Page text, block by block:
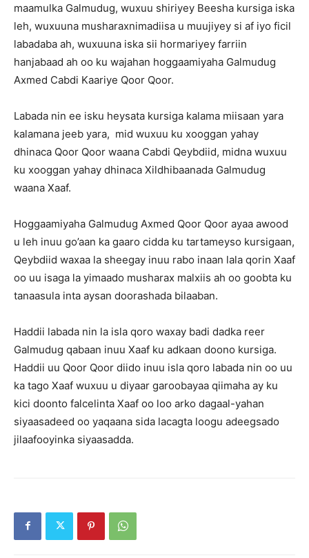
maamulka Galmudug, wuxuu shiriyey Beesha kursiga iska
leh, wuxuuna musharaxnimadiisa u muujiyey si af iyo ficil
labadaba ah, wuxuuna iska sii hormariyey farriin
hanjabaad ah oo ku wajahan hoggaamiyaha Galmudug
Axmed Cabdi Kaariye Qoor Qoor.
Labada nin ee isku heysata kursiga kalama miisaan yara
kalamana jeeb yara, mid wuxuu ku xooggan yahay
dhinaca Qoor Qoor waana Cabdi Qeybdiid, midna wuxuu
ku xooggan yahay dhinaca Xildhibaanada Galmudug
waana Xaaf.
Hoggaamiyaha Galmudug Axmed Qoor Qoor ayaa awood
u leh inuu go’aan ka gaaro cidda ku tartameyso kursigaan,
Qeybdiid waxaa la sheegay inuu rabo inaan lala qorin Xaaf
oo uu isaga la yimaado musharax malxiis ah oo goobta ku
tanaasula inta aysan doorashada bilaaban.
Haddii labada nin la isla qoro waxay badi dadka reer
Galmudug qabaan inuu Xaaf ku adkaan doono kursiga.
Haddii uu Qoor Qoor diido inuu isla qoro labada nin oo uu
ka tago Xaaf wuxuu u diyaar garoobayaa qiimaha ay ku
kici doonto falcelinta Xaaf oo loo arko dagaal-yahan
siyaasadeed oo yaqaana sida lacagta loogu adeegsado
jilaafooyinka siyaasadda.